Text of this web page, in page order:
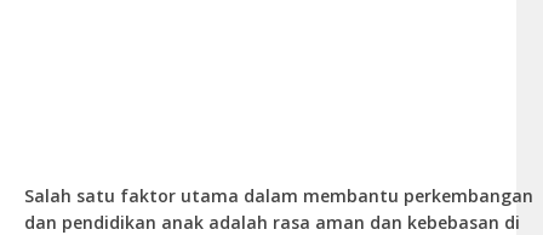
Salah satu faktor utama dalam membantu perkembangan
dan pendidikan anak adalah rasa aman dan kebebasan di